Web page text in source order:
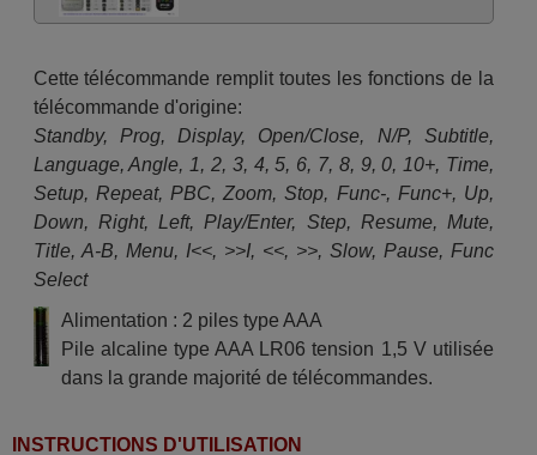
Cette télécommande remplit toutes les fonctions de la
télécommande d'origine:
Standby, Prog, Display, Open/Close, N/P, Subtitle,
Language, Angle, 1, 2, 3, 4, 5, 6, 7, 8, 9, 0, 10+, Time,
Setup, Repeat, PBC, Zoom, Stop, Func-, Func+, Up,
Down, Right, Left, Play/Enter, Step, Resume, Mute,
Title, A-B, Menu, I<<, >>I, <<, >>, Slow, Pause, Func
Select
Alimentation : 2 piles type AAA
Pile alcaline type AAA LR06 tension 1,5 V utilisée
dans la grande majorité de télécommandes.
INSTRUCTIONS D'UTILISATION